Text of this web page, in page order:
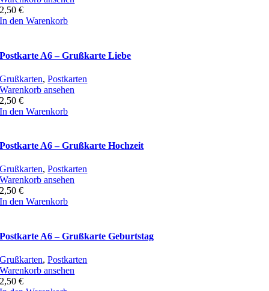
2,50€
In den Warenkorb
Postkarte A6 – Grußkarte Liebe
Grußkarten,Postkarten
Warenkorb ansehen
2,50€
In den Warenkorb
Postkarte A6 – Grußkarte Hochzeit
Grußkarten,Postkarten
Warenkorb ansehen
2,50€
In den Warenkorb
Postkarte A6 – Grußkarte Geburtstag
Grußkarten,Postkarten
Warenkorb ansehen
2,50€